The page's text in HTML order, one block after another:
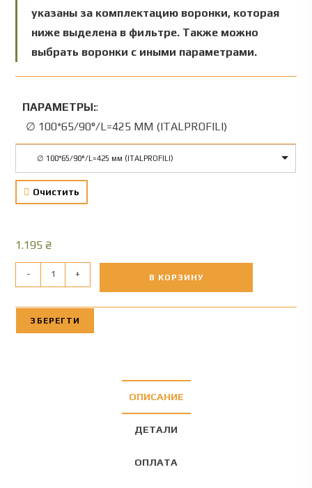
указаны за комплектацию воронки, которая
ниже выделена в фильтре. Также можно
выбрать воронки с иными параметрами.
ПАРАМЕТРЫ::
∅ 100*65/90°/L=425 ММ (ITALPROFILI)
∅ 100*65/90°/L=425 мм (ITALPROFILI)
Очистить
1.195₴
- + В КОРЗИНУ
ЗБЕРЕГТИ
ОПИСАНИЕ
ДЕТАЛИ
ОПЛАТА